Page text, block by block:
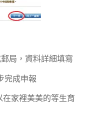
局，資料詳細填寫
完成申報
家裡美美的等生育